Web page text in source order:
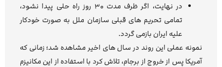
در نهایت، اگر ظرف مدت ۳۰ روز راه حلی پیدا نشود،
تمامی تحریم های قبلی سازمان ملل به صورت خودکار
علیه ایران بازمی گردد.
نمونه عملی این روند در سال های اخیر مشاهده شد؛ زمانی که
آمریکا پس از خروج از برجام، تلاش کرد با استفاده از این مکانیزم